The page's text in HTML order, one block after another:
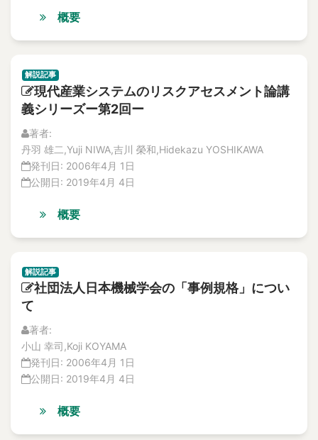
acoustic emission
Acoustic Emission (AE)
acoustic emission sensor
Acoustic Emission(AE)
Acoustic monitoring
acoustic resonance
acoustic sensor
Acoustoelastic effect
activated carbon
Activated sludge
Active fault
active faults
Active Heating
論文
解説記事
Vol.17
解説記事
No.2
No.3
論文
解説記事
論文
解説記事
No.1
論文
解説記事
No.3
論文
No.4
論文
概要
解説記事
現代産業システムのリスクアセスメント論講
義シリーズー第2回ー
著者:
丹羽 雄二,Yuji NIWA,吉川 榮和,Hidekazu YOSHIKAWA
発刊日: 2006年4月 1日
公開日: 2019年4月 4日
概要
解説記事
社団法人日本機械学会の「事例規格」につい
て
著者:
小山 幸司,Koji KOYAMA
発刊日: 2006年4月 1日
公開日: 2019年4月 4日
概要